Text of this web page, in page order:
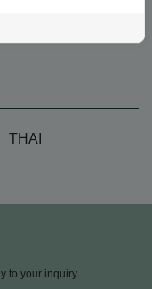
THAI
to your inquiry